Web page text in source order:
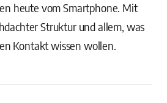
heute vom Smartphone. Mit
Struktur und allem, was
Kontakt wissen wollen.